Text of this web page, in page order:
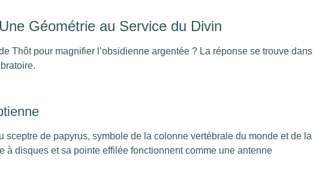
Géométrie au Service du Divin
Thôt pour magnifier l’obsidienne argentée ? La réponse se trouve dans
sceptre de papyrus, symbole de la colonne vertébrale du monde et de la
à disques et sa pointe effilée fonctionnent comme une antenne